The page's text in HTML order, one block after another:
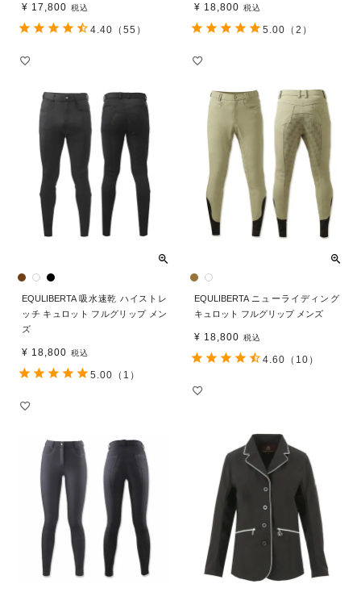
¥ 17,800 税込
4.40 （55）
¥ 18,800 税込
5.00 （2）
EQULIBERTA 吸水速乾 ハイストレ
ッチ キュロット フルグリップ メン
ズ
¥ 18,800 税込
5.00 （1）
EQULIBERTA ニューライディング
キュロット フルグリップ メンズ
¥ 18,800 税込
4.60 （10）